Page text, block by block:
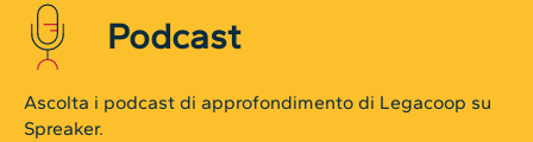
Podcast
Ascolta i podcast di approfondimento di Legacoop su
Spreaker.